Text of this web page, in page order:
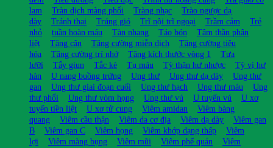
lam
Tràn dịch màng phổi Tràng nhạc
Trào ngược dạ
dày
Tránh thai Trúng gió Trĩ nội trĩ ngoại Trầm cảm
Trẻ
nhỏ
tuần hoàn máu Tàn nhang Táo bón
Tâm thần phân
liệt
Tăng cân Tăng cường miễn dịch
Tăng cường tiêu
hóa
Tăng cường trí nhớ Tăng kích thước vòng 1
Tưa
lưỡi
Tẩy giun Tắc kè Tụ máu Tỳ thận hư nhược
Tỳ vị hư
hàn
U nang buồng trứng Ung thư Ung thư dạ dày
Ung thư
gan
Ung thư giai đoạn cuối Ung thư hạch Ung thư máu
Ung
thư phổi
Ung thư vòm họng Ung thư vú U tuyến vú
U xơ
tuyến tiền liệt
U xơ tử cung Viêm amidan
Viêm bàng
quang
Viêm cầu thận Viêm da cơ địa Viêm dạ dày
Viêm gan
B
Viêm gan C Viêm họng Viêm khớp dạng thấp
Viêm
lợi
Viêm màng bụng Viêm mũi Viêm phế quản
Viêm